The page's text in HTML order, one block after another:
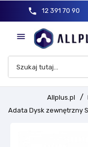
phone 12 391 70 90

Allplus.pl
Adata Dysk zewnętrzny